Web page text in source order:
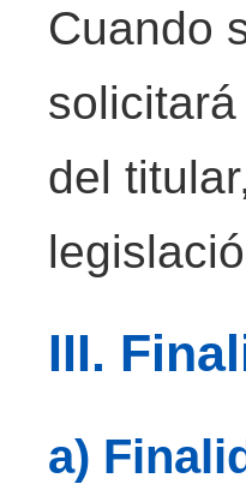
Cuando
del
III.
a)